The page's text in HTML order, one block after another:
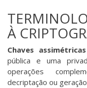
À
Chaves assimétricas
pública e uma
operações
decriptação ou